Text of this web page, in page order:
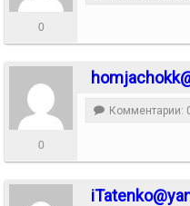
0
0
Комментарии: